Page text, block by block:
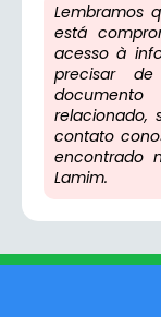
Lembramos
está
acesso à
precisar
relacionado,
contato
encontrado
Lamim.